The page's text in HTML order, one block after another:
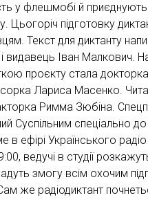
у флешмобі й
Цьогоріч підготовку
Текст для диктанту
видавець Іван Малкович.
проєкту стала докторка
Лариса Масенко.
Римма Зюбіна.
Суспільним спеціально до
в ефірі Українського
ведучі в студії
змогу всім охочим
же радіодиктант